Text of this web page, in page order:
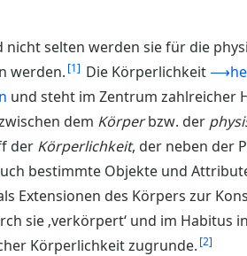
nicht selten werden sie für die
werden. 1 Die Körperlichkeit
und steht im Zentrum zahlreicher
dem Körperbzw. der
der Körperlichkeit, der neben der
bestimmte Objekte und
Extensionen des Körpers zur
sie ‚verkörpert‘ und im Habitus
Körperlichkeit zugrunde. 2